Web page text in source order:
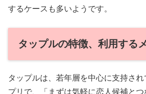
するケースも多いようです。
タップルの特徴、利用する
タップルは、若年層を中心に支持さ
プリで、「まずは気軽に恋人候補と